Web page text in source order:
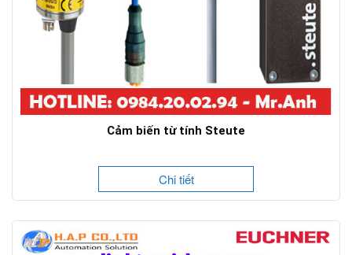
Cảm biến từ tính Steute
Chi tiết